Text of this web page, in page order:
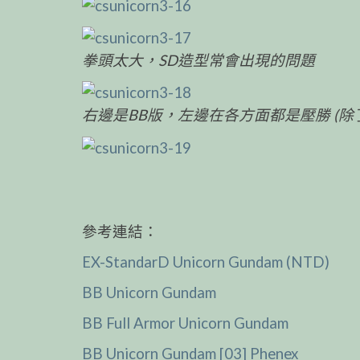
拳頭太大，SD造型常會出現的問題
右邊是BB版，左邊在各方面都是壓勝 (除
參考連結：
EX-StandarD Unicorn Gundam (NTD)
BB Unicorn Gundam
BB Full Armor Unicorn Gundam
BB Unicorn Gundam [03] Phenex